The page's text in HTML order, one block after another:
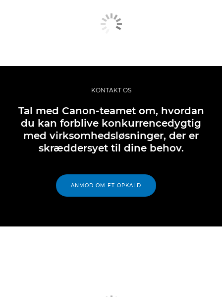
KONTAKT OS
Tal med Canon-teamet om, hvordan
du kan forblive konkurrencedygtig
med virksomhedsløsninger, der er
skræddersyet til dine behov.
ANMOD OM ET OPKALD